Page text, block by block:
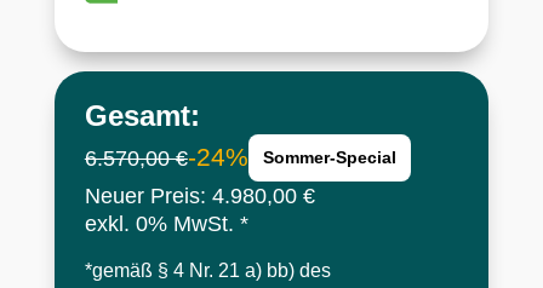
Gesamt:
6.570,00 € 24 Sommer-Special
Neuer Preis: 4.980,00 €
exkl. 0% MwSt. *
*gemäß § 4 Nr. 21 a) bb) des